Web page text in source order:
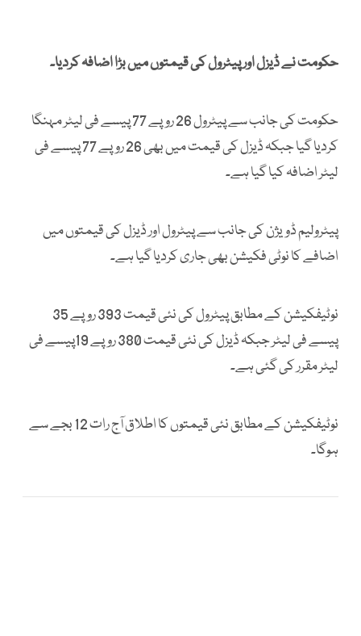
حکومت نے ڈیزل اور پیٹرول کی قیمتوں میں بڑا اضافہ کردیا۔
حکومت کی جانب سے پیٹرول 26 روپے 77 پیسے فی لیٹر مہنگا
کردیا گیا جبکہ ڈیزل کی قیمت میں بھی 26 روپے 77 پیسے فی
لیٹر اضافہ کیا گیا ہے۔
پیٹرولیم ڈویژن کی جانب سے پیٹرول اور ڈیزل کی قیمتوں میں
اضافے کا نوٹی فکیشن بھی جاری کردیا گیا ہے۔
نوٹیفکیشن کے مطابق پیٹرول کی نئی قیمت 393 روپے 35
پیسے فی لیٹر جبکہ ڈیزل کی نئی قیمت 380 روپے 19پیسے فی
لیٹر مقرر کی گئی ہے۔
نوٹیفکیشن کے مطابق نئی قیمتوں کا اطلاق آج رات 12 بجے سے
ہوگا۔